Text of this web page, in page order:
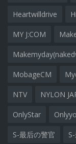
Heartwilldrive
MY J:COM
MobageCM
NTV NYLON
OnlyStar
S-最后の警官